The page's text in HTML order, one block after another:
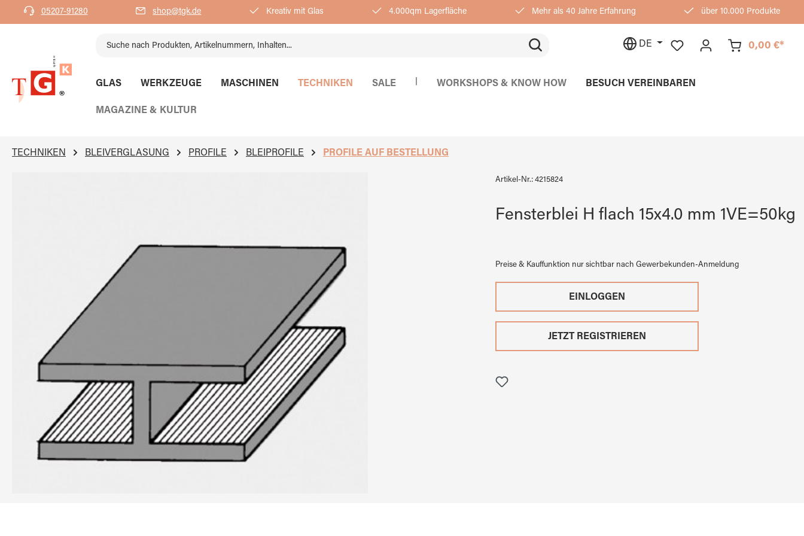
Zur Hauptnavigation springen
05207-91280 shop@tgk.de Kreativ mit Glas 4.000qm Lagerfläche Mehr als 40 Jahre Erfahrung über 10.000 Produkte
DE 0,00 €*
GLAS WERKZEUGE MASCHINEN TECHNIKEN SALE WORKSHOPS & KNOW HOW BESUCH VEREINBAREN
MAGAZINE & KULTUR
TECHNIKEN BLEIVERGLASUNG PROFILE BLEIPROFILE PROFILE AUF BESTELLUNG
Artikel-Nr.: 4215824
Fensterblei H flach 15x4.0 mm 1VE=50kg
Preise & Kauffunktion nur sichtbar nach Gewerbekunden-Anmeldung
EINLOGGEN
JETZT REGISTRIEREN